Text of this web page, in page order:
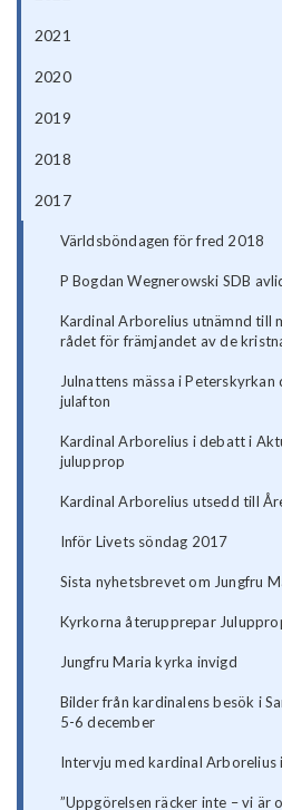
2021
2020
2019
2018
2017
Världsböndagen för fred 2018
P Bogdan Wegnerowski SDB
Kardinal Arborelius utnämnd till
rådet för främjandet av de
Julnattens mässa i
julafton
Kardinal Arborelius i debatt i
julupprop
Kardinal Arborelius utsedd till
Inför Livets söndag 2017
Sista nyhetsbrevet om Jungfru
​Kyrkorna återupprepar
Jungfru Maria kyrka invigd
Bilder från kardinalens besök i
5-6 december
Intervju med kardinal Arborelius
”Uppgörelsen räcker inte – vi är